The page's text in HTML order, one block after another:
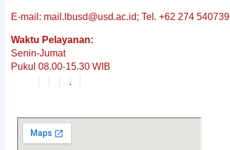
E-mail: mail.lbusd@usd.ac.id; Tel. +62 274 540739
Waktu Pelayanan:
Senin-Jumat
Pukul 08.00-15.30 WIB